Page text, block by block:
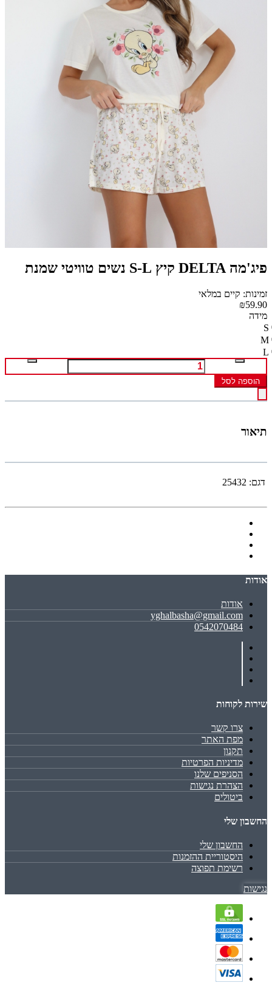
פיג'מה DELTA קיץ S-L נשים טוויטי שמנת
זמינות: קיים במלאי
₪59.90
מידה
S
M
L
הוספה לסל
תיאור
דגם: 25432
אודות
אודות
yghalbasha@gmail.com
0542070484
שירות לקוחות
צרו קשר
מפת האתר
תקנון
מדיניות הפרטיות
הסניפים שלנו
הצהרת נגישות
ביטולים
החשבון שלי
החשבון שלי
היסטוריית ההזמנות
רשימת תפוצה
נגישות